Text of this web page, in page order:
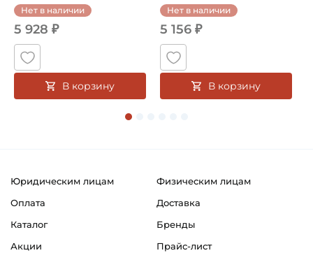
Нет в наличии
5 928 ₽
В корзину
Нет в наличии
5 156 ₽
В корзину
Юридическим лицам
Физическим лицам
Оплата
Доставка
Каталог
Бренды
Акции
Прайс-лист